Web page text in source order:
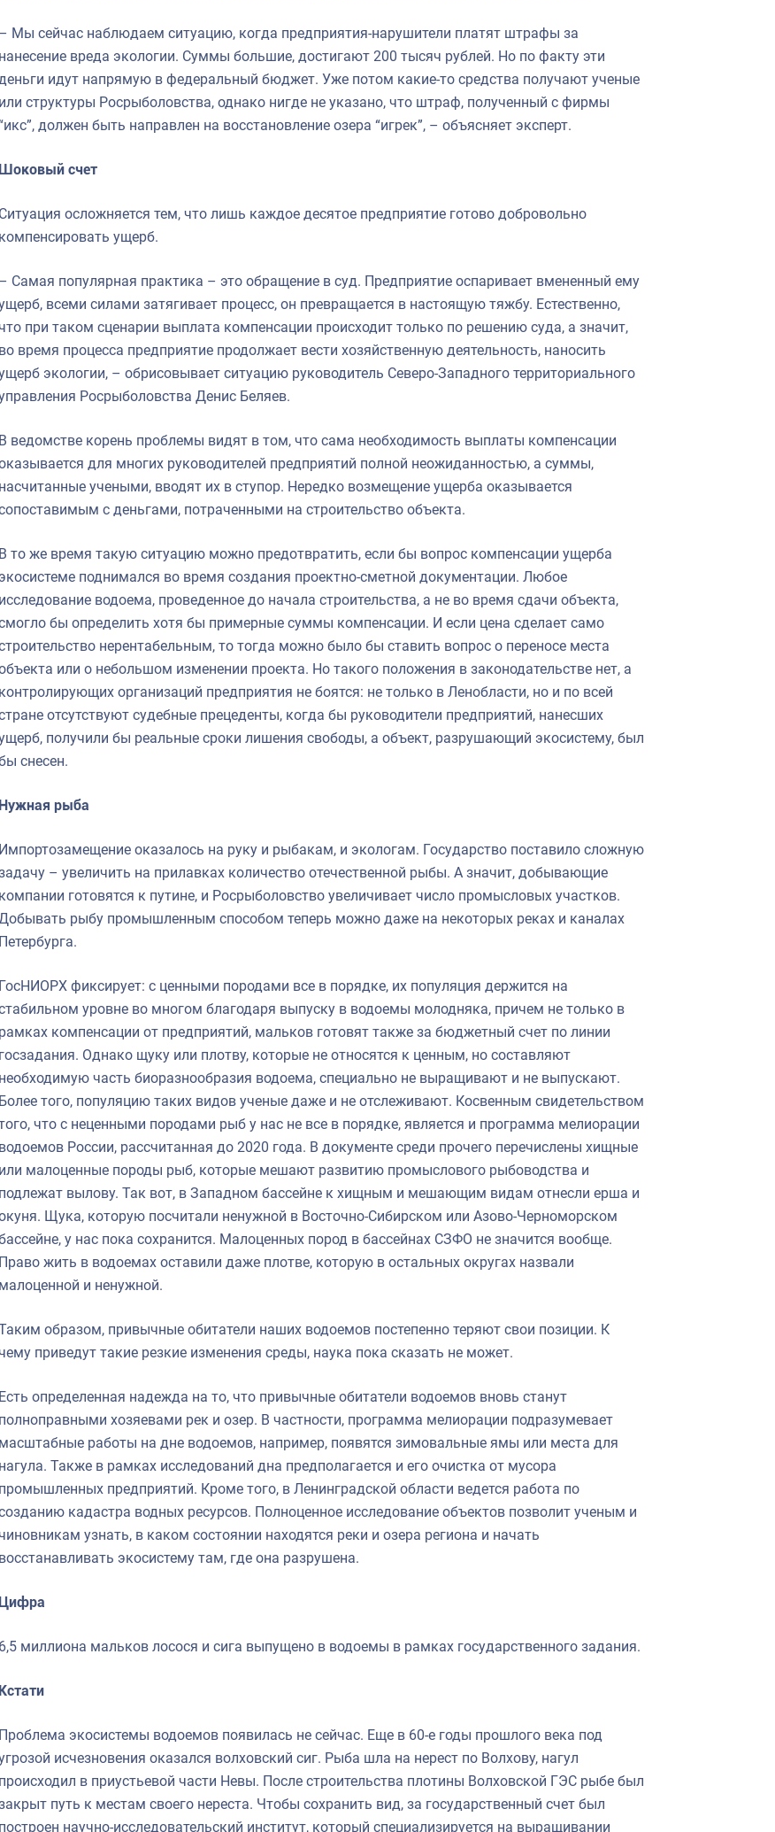
– Мы сейчас наблюдаем ситуацию, когда предприятия-нарушители платят штрафы за
нанесение вреда экологии. Суммы большие, достигают 200 тысяч рублей. Но по факту эти
деньги идут напрямую в федеральный бюджет. Уже потом какие-то средства получают ученые
или структуры Росрыболовства, однако нигде не указано, что штраф, полученный с фирмы
должен быть направлен на восстановление озера “игрек”, – объясняет эксперт.
Шоковый счет
Ситуация осложняется тем, что лишь каждое десятое предприятие готово добровольно
компенсировать ущерб.
– Самая популярная практика – это обращение в суд. Предприятие оспаривает вмененный ему
всеми силами затягивает процесс, он превращается в настоящую тяжбу. Естественно,
при таком сценарии выплата компенсации происходит только по решению суда, а значит,
во время процесса предприятие продолжает вести хозяйственную деятельность, наносить
экологии, – обрисовывает ситуацию руководитель Северо-Западного территориального
Росрыболовства Денис Беляев.
В ведомстве корень проблемы видят в том, что сама необходимость выплаты компенсации
для многих руководителей предприятий полной неожиданностью, а суммы,
насчитанные учеными, вводят их в ступор. Нередко возмещение ущерба оказывается
с деньгами, потраченными на строительство объекта.
В то же время такую ситуацию можно предотвратить, если бы вопрос компенсации ущерба
экосистеме поднимался во время создания проектно-сметной документации. Любое
исследование водоема, проведенное до начала строительства, а не во время сдачи объекта,
бы определить хотя бы примерные суммы компенсации. И если цена сделает само
нерентабельным, то тогда можно было бы ставить вопрос о переносе места
или о небольшом изменении проекта. Но такого положения в законодательстве нет, а
контролирующих организаций предприятия не боятся: не только в Ленобласти, но и по всей
отсутствуют судебные прецеденты, когда бы руководители предприятий, нанесших
получили бы реальные сроки лишения свободы, а объект, разрушающий экосистему, был
снесен.
Нужная рыба
Импортозамещение оказалось на руку и рыбакам, и экологам. Государство поставило сложную
– увеличить на прилавках количество отечественной рыбы. А значит, добывающие
компании готовятся к путине, и Росрыболовство увеличивает число промысловых участков.
рыбу промышленным способом теперь можно даже на некоторых реках и каналах
Петербурга.
ГосНИОРХ фиксирует: с ценными породами все в порядке, их популяция держится на
уровне во многом благодаря выпуску в водоемы молодняка, причем не только в
рамках компенсации от предприятий, мальков готовят также за бюджетный счет по линии
госзадания. Однако щуку или плотву, которые не относятся к ценным, но составляют
необходимую часть биоразнообразия водоема, специально не выращивают и не выпускают.
Более того, популяцию таких видов ученые даже и не отслеживают. Косвенным свидетельством
что с неценными породами рыб у нас не все в порядке, является и программа мелиорации
водоемов России, рассчитанная до 2020 года. В документе среди прочего перечислены хищные
или малоценные породы рыб, которые мешают развитию промыслового рыбоводства и
подлежат вылову. Так вот, в Западном бассейне к хищным и мешающим видам отнесли ерша и
Щука, которую посчитали ненужной в Восточно-Сибирском или Азово-Черноморском
у нас пока сохранится. Малоценных пород в бассейнах СЗФО не значится вообще.
Право жить в водоемах оставили даже плотве, которую в остальных округах назвали
малоценной и ненужной.
образом, привычные обитатели наших водоемов постепенно теряют свои позиции. К
приведут такие резкие изменения среды, наука пока сказать не может.
Есть определенная надежда на то, что привычные обитатели водоемов вновь станут
полноправными хозяевами рек и озер. В частности, программа мелиорации подразумевает
масштабные работы на дне водоемов, например, появятся зимовальные ямы или места для
нагула. Также в рамках исследований дна предполагается и его очистка от мусора
промышленных предприятий. Кроме того, в Ленинградской области ведется работа по
кадастра водных ресурсов. Полноценное исследование объектов позволит ученым и
узнать, в каком состоянии находятся реки и озера региона и начать
восстанавливать экосистему там, где она разрушена.
Цифра
6,5 миллиона мальков лосося и сига выпущено в водоемы в рамках государственного задания.
Кстати
Проблема экосистемы водоемов появилась не сейчас. Еще в 60-е годы прошлого века под
исчезновения оказался волховский сиг. Рыба шла на нерест по Волхову, нагул
происходил в приустьевой части Невы. После строительства плотины Волховской ГЭС рыбе был
путь к местам своего нереста. Чтобы сохранить вид, за государственный счет был
построен научно-исследовательский институт, который специализируется на выращивании